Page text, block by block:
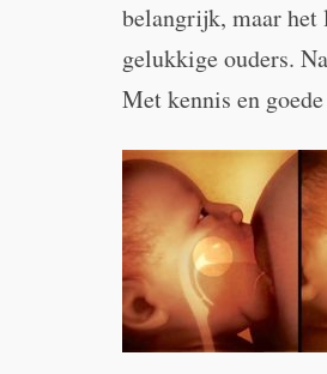
belangrijk, maar het
gelukkige ouders.
Met kennis en